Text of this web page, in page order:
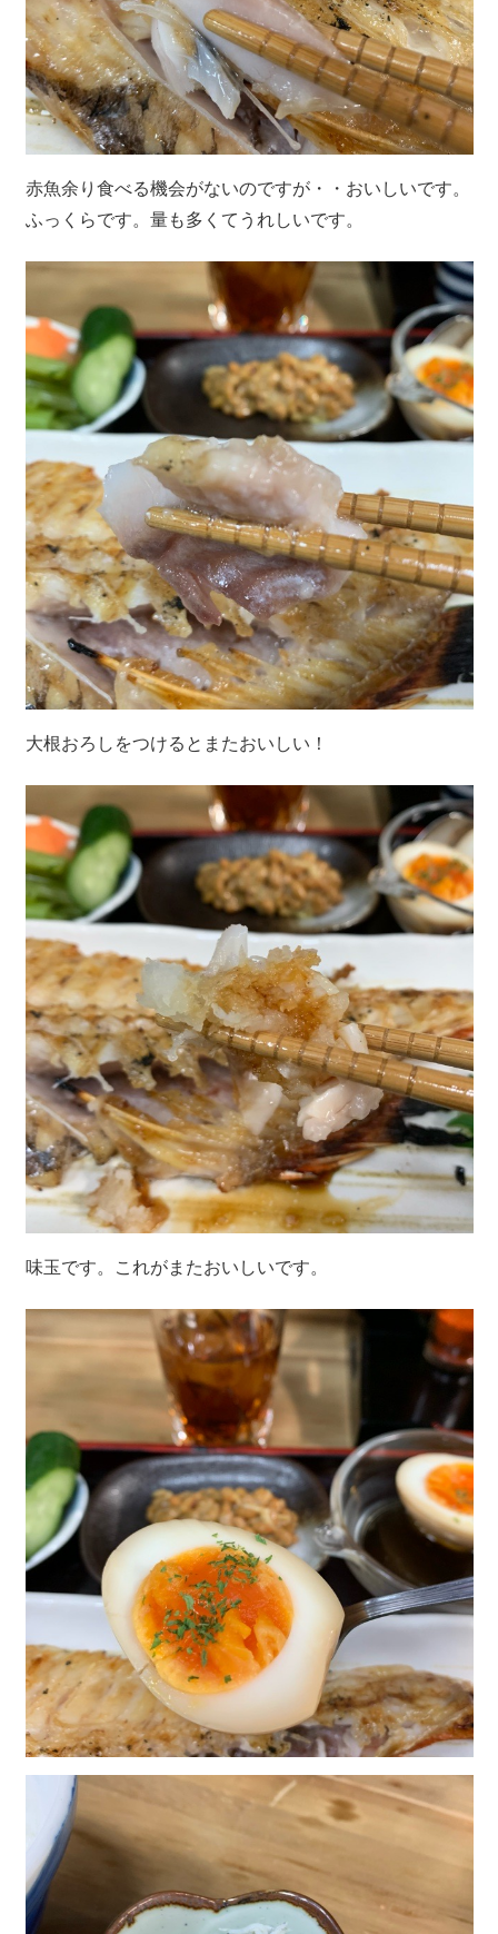
赤魚余り食べる機会がないのですが・・おいしいです。
ふっくらです。量も多くてうれしいです。
大根おろしをつけるとまたおいしい！
味玉です。これがまたおいしいです。